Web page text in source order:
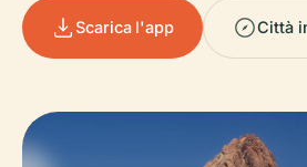
Scarica l'app Città